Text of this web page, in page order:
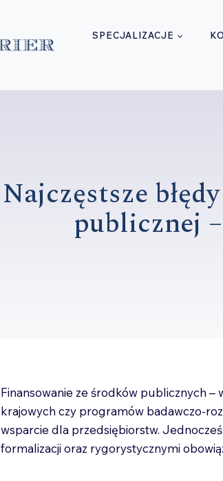
SPECJALIZACJE
Najczęstsze
publicznej
Finansowanie ze środków publicznych
krajowych czy programów badawczo-
wsparcie dla przedsiębiorstw.
formalizacji oraz rygorystycznymi